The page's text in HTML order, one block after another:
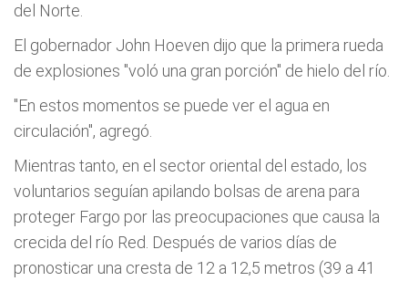
del Norte.
El gobernador John Hoeven dijo que la primera rueda
de explosiones "voló una gran porción" de hielo del río.
"En estos momentos se puede ver el agua en
circulación", agregó.
Mientras tanto, en el sector oriental del estado, los
voluntarios seguían apilando bolsas de arena para
proteger Fargo por las preocupaciones que causa la
crecida del río Red. Después de varios días de
pronosticar una cresta de 12 a 12,5 metros (39 a 41